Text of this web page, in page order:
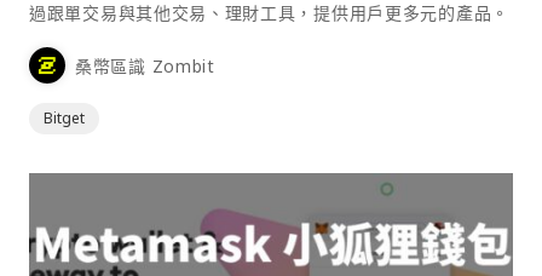
過跟單交易與其他交易、理財工具，提供用戶更多元的產品。
桑幣區識 Zombit
Bitget